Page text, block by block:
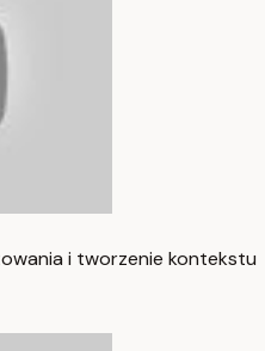
i tworzenie kontekstu